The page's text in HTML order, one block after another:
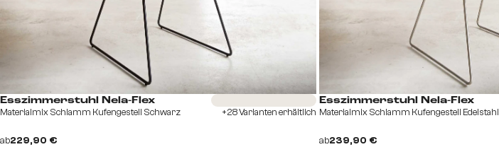
Esszimmerstuhl Nela-Flex
Materialmix Schlamm Kufengestell Schwarz
ab229,90 €
Sofort versandfertig
+28 Varianten erhältlich
Esszimmerstuhl Nela-Flex
Materialmix Schlamm Kufengestell Edelstahl
ab239,90 €